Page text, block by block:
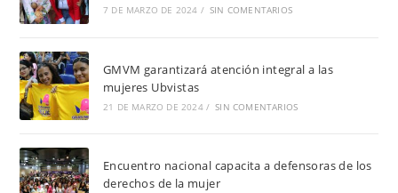
7 DE MARZO DE 2024 / SIN COMENTARIOS
GMVM garantizará atención integral a las
mujeres Ubvistas
21 DE MARZO DE 2024 / SIN COMENTARIOS
Encuentro nacional capacita a defensoras de los
derechos de la mujer